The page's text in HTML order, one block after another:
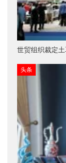
世贸组织裁定
头条